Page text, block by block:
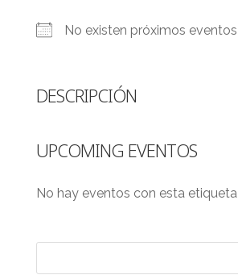
No existen próximos eventos
DESCRIPCIÓN
UPCOMING EVENTOS
No hay eventos con esta etiqueta